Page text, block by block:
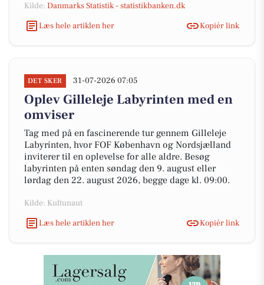
Kilde: Danmarks Statistik - statistikbanken.dk
Læs hele artiklen her
Kopiér link
DET SKER 31-07-2026 07:05
Oplev Gilleleje Labyrinten med en
omviser
Tag med på en fascinerende tur gennem Gilleleje
Labyrinten, hvor FOF København og Nordsjælland
inviterer til en oplevelse for alle aldre. Besøg
labyrinten på enten søndag den 9. august eller
lørdag den 22. august 2026, begge dage kl. 09:00.
Kilde: Kultunaut
Læs hele artiklen her
Kopiér link